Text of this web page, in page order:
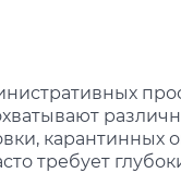
карантинных
требует